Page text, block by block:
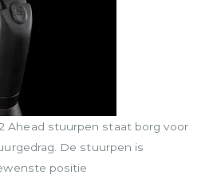
Ahead stuurpen staat borg voor
De stuurpen is
positie